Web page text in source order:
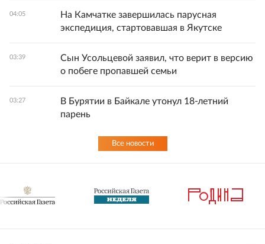
04:05
На Камчатке завершилась парусная
экспедиция, стартовавшая в Якутске
03:39
Сын Усольцевой заявил, что верит в версию
о побеге пропавшей семьи
03:27
В Бурятии в Байкале утонул 18-летний
парень
Все новости